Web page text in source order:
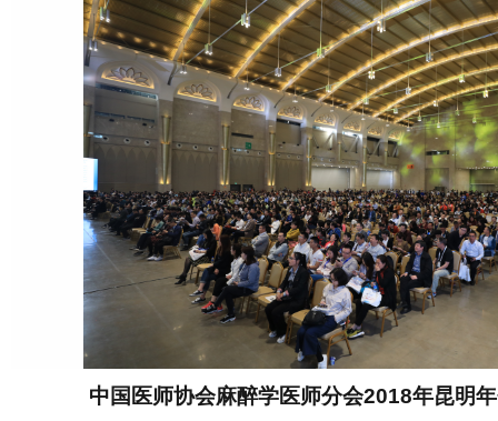
中国医师协会麻醉学医师分会2018年昆明